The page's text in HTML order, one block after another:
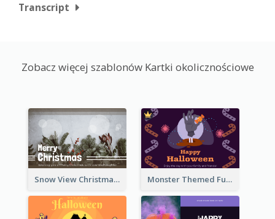
Transcript
Zobacz więcej szablonów Kartki okolicznościowe
Snow View Christmas Card With Simple Design Monster Themed Fun Halloween Greeting Card